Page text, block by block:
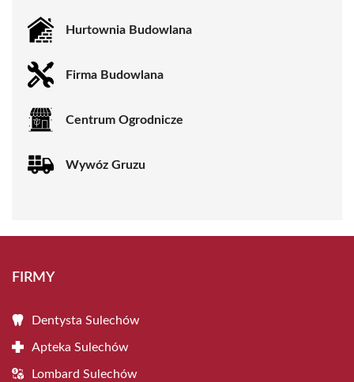
Hurtownia Budowlana
Firma Budowlana
Centrum Ogrodnicze
Wywóz Gruzu
FIRMY
Dentysta Sulechów
Apteka Sulechów
Lombard Sulechów